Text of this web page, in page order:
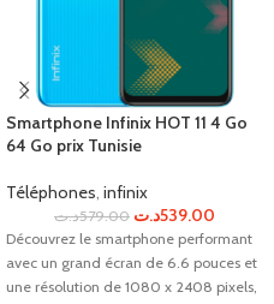
Smartphone Infinix HOT 11 4 Go
64 Go prix Tunisie
Téléphones, infinix
579.00د.ت 539.00د.ت
Découvrez le smartphone performant
avec un grand écran de 6.6 pouces et
une résolution de 1080 x 2408 pixels,